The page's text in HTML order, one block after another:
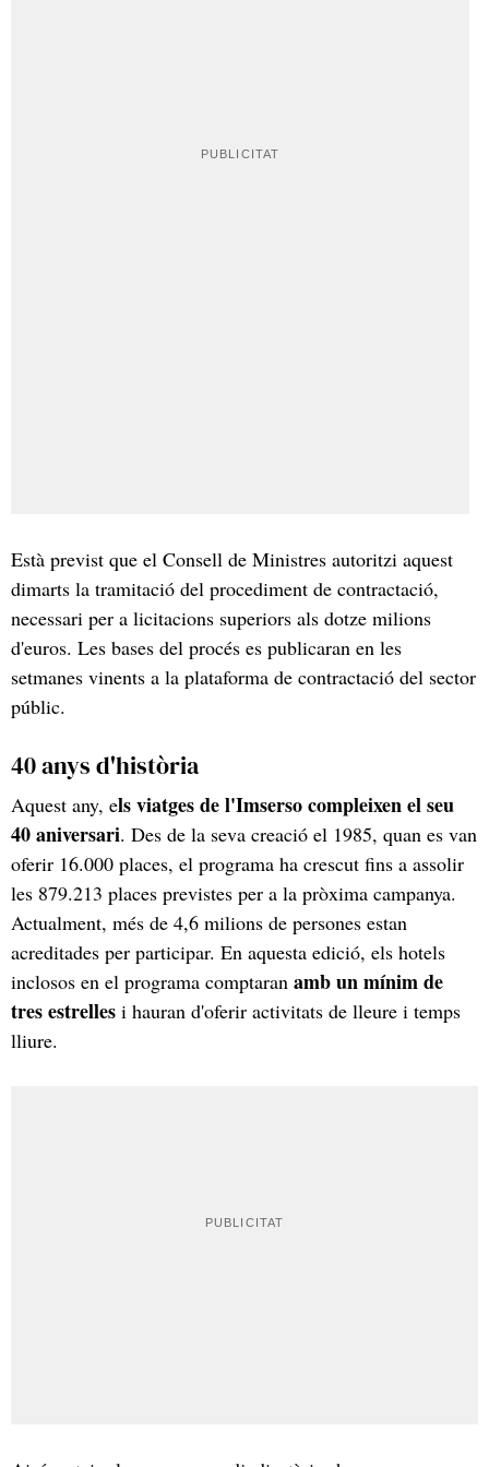
Està previst que el Consell de Ministres autoritzi aquest
dimarts la tramitació del procediment de contractació,
necessari per a licitacions superiors als dotze milions
d'euros. Les bases del procés es publicaran en les
setmanes vinents a la plataforma de contractació del sector
públic.
40 anys d'història
Aquest any, els viatges de l'Imserso compleixen el seu
40 aniversari. Des de la seva creació el 1985, quan es van
oferir 16.000 places, el programa ha crescut fins a assolir
les 879.213 places previstes per a la pròxima campanya.
Actualment, més de 4,6 milions de persones estan
acreditades per participar. En aquesta edició, els hotels
inclosos en el programa comptaran amb un mínim de
tres estrelles i hauran d'oferir activitats de lleure i temps
lliure.